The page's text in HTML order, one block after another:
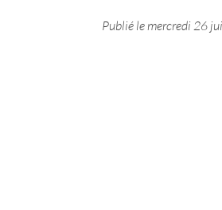
Publié le mercredi 26